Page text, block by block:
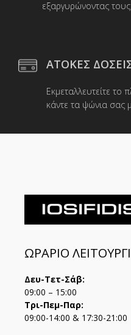
εξαργυρώνοντας τους.
ΑΤΟΚΕΣ
Εκμεταλλευτείτε
κάντε τα ψώνια σας
ΩΡΑΡΙΟ
Δευ-Τετ-Σάβ:
09:00 – 15:00
Τρι-Πεμ-Παρ:
09:00-14:00 & 17:30-21:00